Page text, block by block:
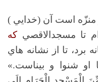
منزّه است آن (خدايي )
تا مسجدالاقصي كه
برد، تا از نشانه هاي
او شنوا و بيناست.»